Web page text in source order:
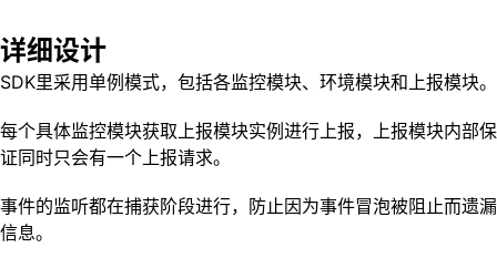
详细设计
SDK里采用单例模式，包括各监控模块、环境模块和上报模块。
每个具体监控模块获取上报模块实例进行上报，上报模块内部保
证同时只会有一个上报请求。
事件的监听都在捕获阶段进行，防止因为事件冒泡被阻止而遗漏
信息。